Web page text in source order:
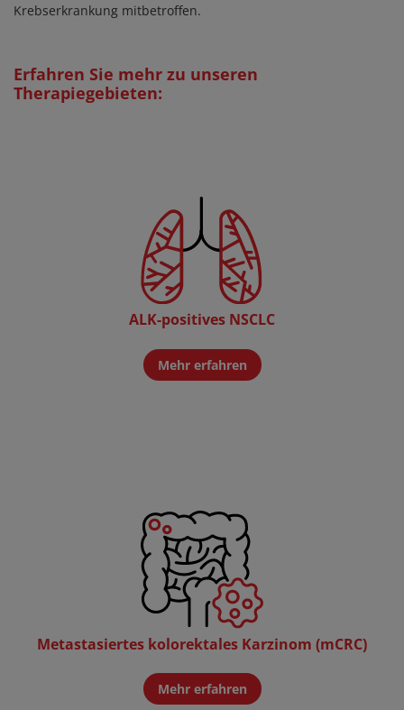
Krebserkrankung mitbetroffen.
Erfahren Sie mehr zu unseren
Therapiegebieten:
ALK-positives NSCLC
Mehr erfahren
Metastasiertes kolorektales Karzinom (mCRC)
Mehr erfahren